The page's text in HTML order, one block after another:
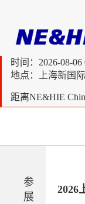
时间： 2026-08-06
地点：上海新国
距离NE&HIE
参
展
2026